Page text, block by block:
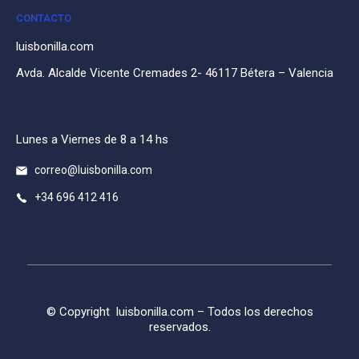
CONTACTO
luisbonilla.com
Avda. Alcalde Vicente Cremades 2- 46117 Bétera – Valencia
Lunes a Viernes de 8 a 14 hs
correo@luisbonilla.com
+34 696 412 416
© Copyright luisbonilla.com – Todos los derechos
reservados.